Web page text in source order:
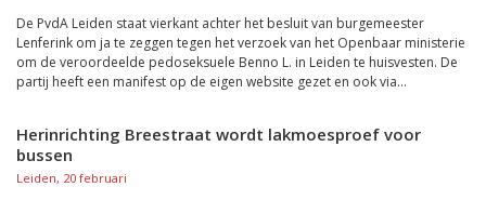
De PvdA Leiden staat vierkant achter het besluit van burgemeester
Lenferink om ja te zeggen tegen het verzoek van het Openbaar ministerie
om de veroordeelde pedoseksuele Benno L. in Leiden te huisvesten. De
partij heeft een manifest op de eigen website gezet en ook via...
Herinrichting Breestraat wordt lakmoesproef voor
bussen
Leiden, 20 februari